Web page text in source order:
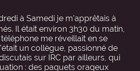
à Samedi je m’apprêtais à
Il était environ 3h30 du matin,
téléphone me réveillait en se
un collègue, passionné de
sur IRC par ailleurs, qui
: des paquets orageux